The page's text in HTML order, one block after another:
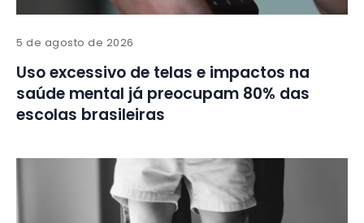
5 de agosto de 2026
Uso excessivo de telas e impactos na
saúde mental já preocupam 80% das
escolas brasileiras